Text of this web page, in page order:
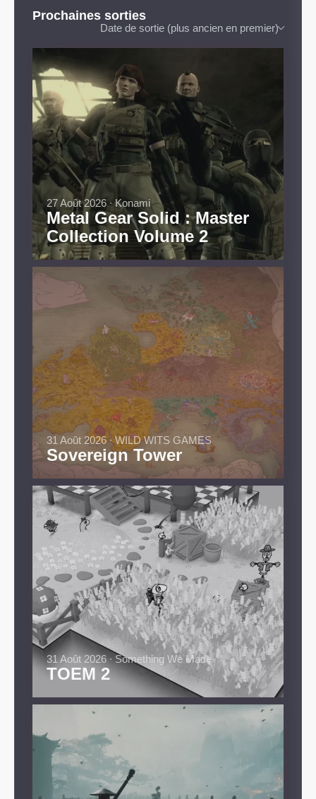
Prochaines sorties
Date de sortie (plus ancien en premier)
Metal Gear Solid : Master
Collection Volume 2
27 Août 2026 ∙ Konami
Sovereign Tower
31 Août 2026 ∙ WILD WITS GAMES
TOEM 2
31 Août 2026 ∙ Something We Made